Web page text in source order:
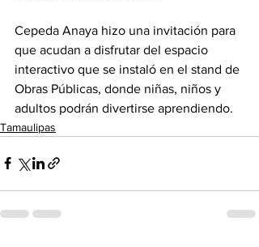
Cepeda Anaya hizo una invitación para
que acudan a disfrutar del espacio
interactivo que se instaló en el stand de
Obras Públicas, donde niñas, niños y
adultos podrán divertirse aprendiendo.
Tamaulipas